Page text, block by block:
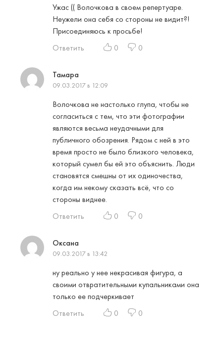
Ужас (( Волочкова в своем репертуаре.
Неужели она себя со стороны не видит?!
Присоединяюсь к просьбе!
Ответить
0 0
Тамара
09.03.2017 в 12:09
Волочкова не настолько глупа, чтобы не
согласиться с тем, что эти фотографии
являются весьма неудачными для
публичного обозрения. Рядом с ней в это
время просто не было близкого человека,
который сумел бы ей это объяснить. Люди
становятся смешны от их одиночества,
когда им некому сказать всё, что со
стороны виднее.
Ответить
0 0
Оксана
09.03.2017 в 13:42
ну реально у нее некрасивая фигура, а
своими отвратительными купальниками она
только ее подчеркивает
Ответить
0 0